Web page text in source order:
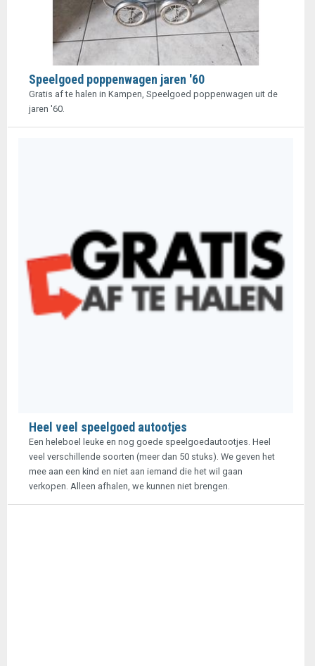
Speelgoed poppenwagen jaren '60
Gratis af te halen in Kampen, Speelgoed poppenwagen uit de
jaren '60.
Heel veel speelgoed autootjes
Een heleboel leuke en nog goede speelgoedautootjes. Heel
veel verschillende soorten (meer dan 50 stuks). We geven het
mee aan een kind en niet aan iemand die het wil gaan
verkopen. Alleen afhalen, we kunnen niet brengen.